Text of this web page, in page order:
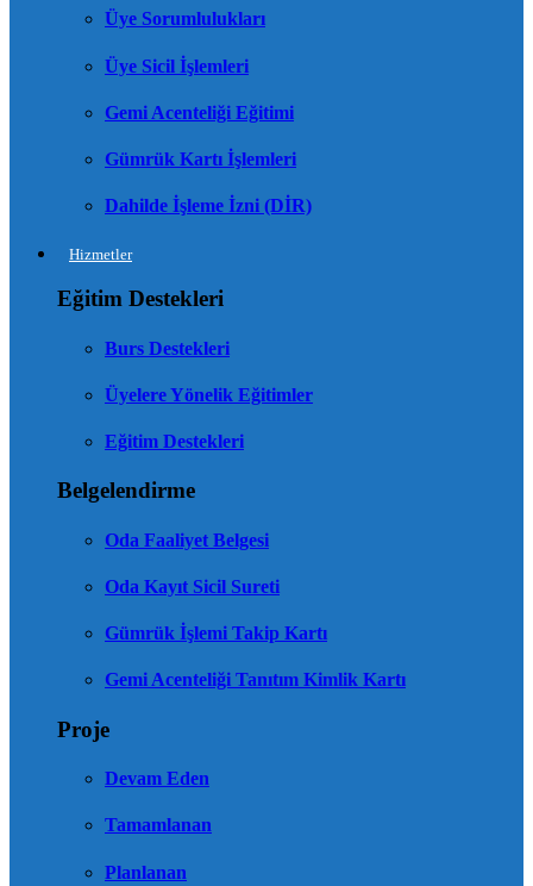
Üye Sorumlulukları
Üye Sicil İşlemleri
Gemi Acenteliği Eğitimi
Gümrük Kartı İşlemleri
Dahilde İşleme İzni (DİR)
Hizmetler
Eğitim Destekleri
Burs Destekleri
Üyelere Yönelik Eğitimler
Eğitim Destekleri
Belgelendirme
Oda Faaliyet Belgesi
Oda Kayıt Sicil Sureti
Gümrük İşlemi Takip Kartı
Gemi Acenteliği Tanıtım Kimlik Kartı
Proje
Devam Eden
Tamamlanan
Planlanan